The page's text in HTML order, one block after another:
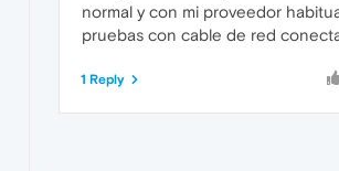
normal y con mi proveedor
pruebas con cable de red
1 Reply